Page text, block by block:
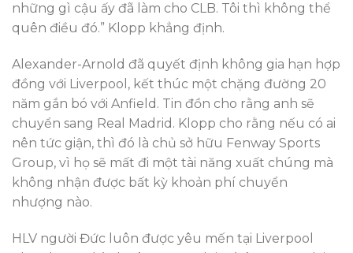
những gì cậu ấy đã làm cho CLB. Tôi thì không thể
quên điều đó.” Klopp khẳng định.
Alexander-Arnold đã quyết định không gia hạn hợp
đồng với Liverpool, kết thúc một chặng đường 20
năm gắn bó với Anfield. Tin đồn cho rằng anh sẽ
chuyển sang Real Madrid. Klopp cho rằng nếu có ai
nên tức giận, thì đó là chủ sở hữu Fenway Sports
Group, vì họ sẽ mất đi một tài năng xuất chúng mà
không nhận được bất kỳ khoản phí chuyển
nhượng nào.
HLV người Đức luôn được yêu mến tại Liverpool